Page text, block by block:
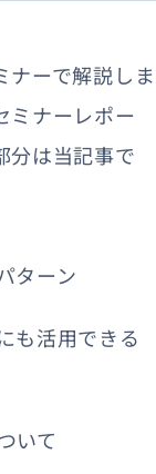
ナーで解説しま
ミナーレポー
分は当記事で
ターン
も活用できる
いて